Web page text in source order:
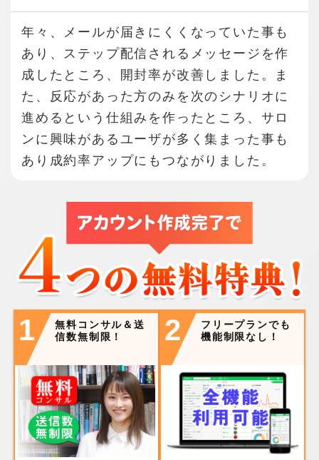
年々、メールが届きにくくなっていた事も
あり、ステップ配信されるメッセージを作
成したところ、開封率が改善しました。ま
た、反応があった方のみを次のシナリオに
進めるという仕組みを作ったところ、サロ
ンに興味があるユーザが多く集まった事も
あり成約率アップにもつながりました。
1
無料コンサル＆送
信数無制限！
2
フリープランでも
機能制限なし！